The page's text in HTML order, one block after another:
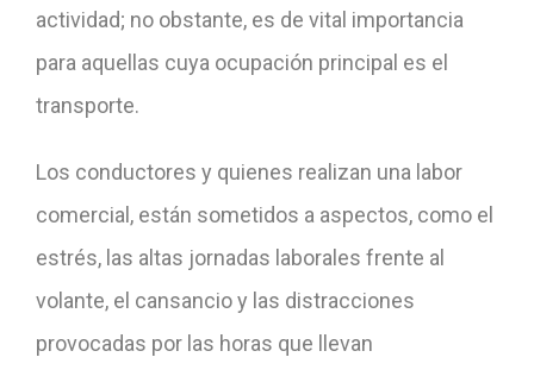
actividad; no obstante, es de vital importancia
para aquellas cuya ocupación principal es el
transporte.
Los conductores y quienes realizan una labor
comercial, están sometidos a aspectos, como el
estrés, las altas jornadas laborales frente al
volante, el cansancio y las distracciones
provocadas por las horas que llevan